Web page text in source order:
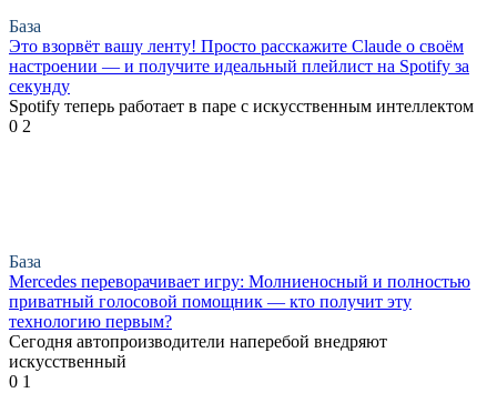
База
Это взорвёт вашу ленту! Просто расскажите Claude о своём
настроении — и получите идеальный плейлист на Spotify за
секунду
Spotify теперь работает в паре с искусственным интеллектом
0 2
База
Mercedes переворачивает игру: Молниеносный и полностью
приватный голосовой помощник — кто получит эту
технологию первым?
Сегодня автопроизводители наперебой внедряют
искусственный
0 1